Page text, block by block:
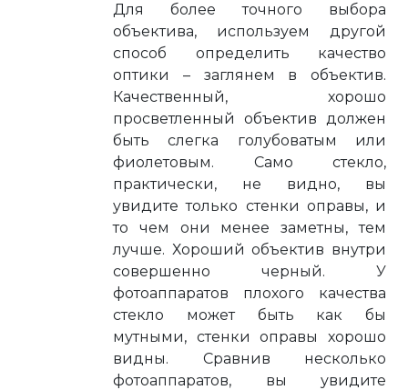
Для более точного выбора
объектива, используем другой
способ определить качество
оптики – заглянем в объектив.
Качественный, хорошо
просветленный объектив должен
быть слегка голубоватым или
фиолетовым. Само стекло,
практически, не видно, вы
увидите только стенки оправы, и
то чем они менее заметны, тем
лучше. Хороший объектив внутри
совершенно черный. У
фотоаппаратов плохого качества
стекло может быть как бы
мутными, стенки оправы хорошо
видны. Сравнив несколько
фотоаппаратов, вы увидите